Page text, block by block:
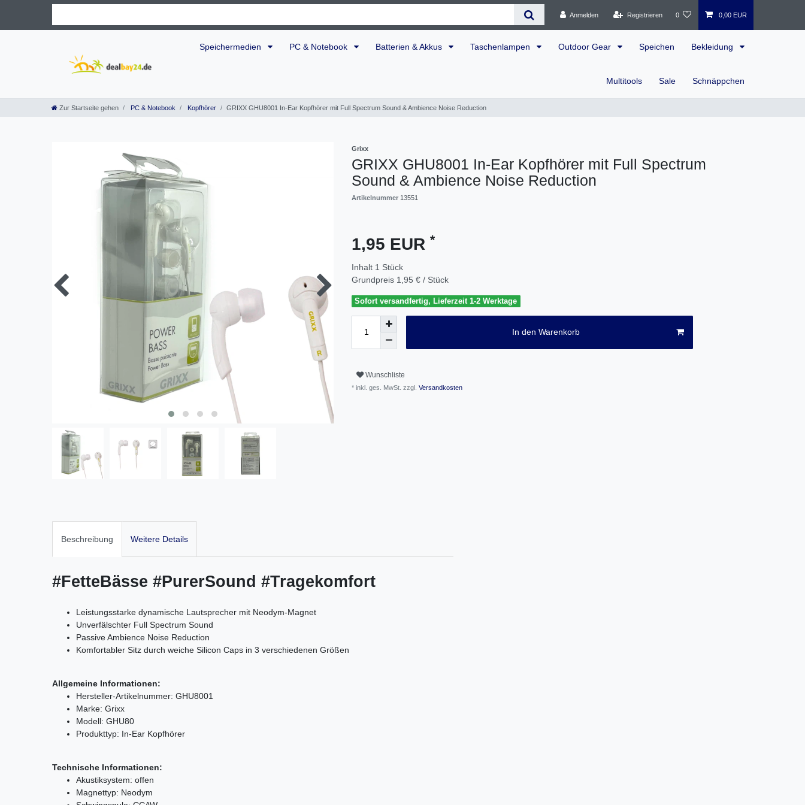
Anmelden Registrieren 0 0,00 EUR
Speichermedien PC & Notebook Batterien & Akkus Taschenlampen Outdoor Gear Speichen Bekleidung
Multitools Sale Schnäppchen
Zur Startseite gehen PC & Notebook Kopfhörer GRIXX GHU8001 In-Ear Kopfhörer mit Full Spectrum Sound & Ambience Noise Reduction
Grixx
GRIXX GHU8001 In-Ear Kopfhörer mit Full Spectrum
Sound & Ambience Noise Reduction
Artikelnummer 13551
1,95 EUR *
Inhalt 1 Stück
Grundpreis 1,95 € / Stück
Sofort versandfertig, Lieferzeit 1-2 Werktage
In den Warenkorb
Wunschliste
* inkl. ges. MwSt. zzgl. Versandkosten
Beschreibung Weitere Details
#FetteBässe #PurerSound #Tragekomfort
Leistungsstarke dynamische Lautsprecher mit Neodym-Magnet
Unverfälschter Full Spectrum Sound
Passive Ambience Noise Reduction
Komfortabler Sitz durch weiche Silicon Caps in 3 verschiedenen Größen
Allgemeine Informationen:
Hersteller-Artikelnummer: GHU8001
Marke: Grixx
Modell: GHU80
Produkttyp: In-Ear Kopfhörer
Technische Informationen:
Akustiksystem: offen
Magnettyp: Neodym